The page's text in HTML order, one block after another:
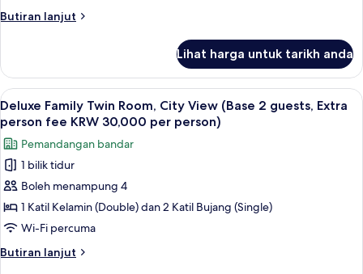
View
Butiran lanjut
Butiran
Twin
Room,
City
View
Lihat harga untuk tarikh anda
Lihat
semua
foto
untuk
Deluxe
Family
Twin
Room,
City
View
Deluxe Family Twin Room, City
10
Deluxe Family Twin Room, City View (Base 2 guests, Extra
person fee KRW 30,000 per person)
Pemandangan bandar
1 bilik tidur
Boleh menampung 4
1 Katil Kelamin (Double) dan 2 Katil Bujang (Single)
Wi-Fi percuma
Butiran lanjut
Butiran